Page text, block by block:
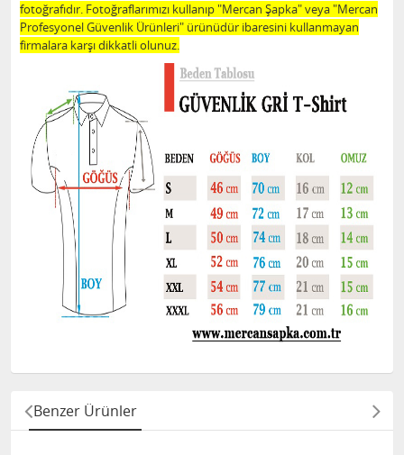
fotoğrafıdır. Fotoğraflarımızı kullanıp "Mercan Şapka" veya "Mercan
Profesyonel Güvenlik Ürünleri" ürünüdür ibaresini kullanmayan
firmalara karşı dikkatli olunuz.
Benzer Ürünler